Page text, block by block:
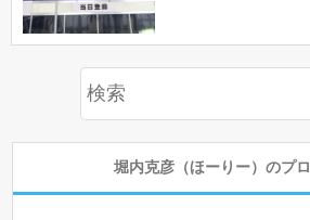
堀内克彦（ほーりー）のプ